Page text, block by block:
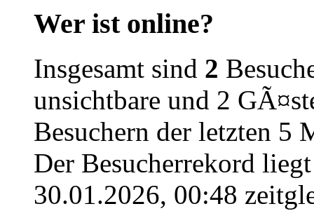
Wer ist online?
Insgesamt sind 2
unsichtbare und 2
Besuchern der letzten 5
Der Besucherrekord
30.01.2026, 00:48